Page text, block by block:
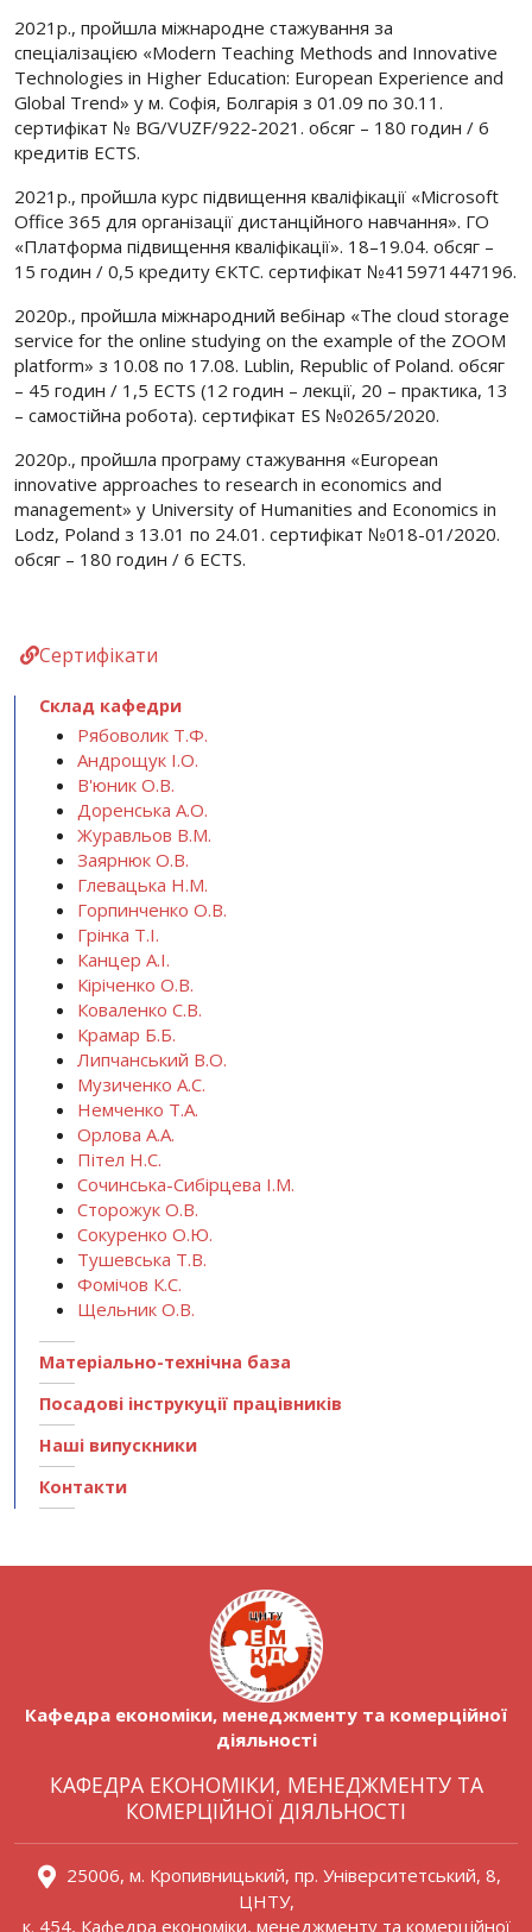
2021р., пройшла міжнародне стажування за
спеціалізацією «Modern Teaching Methods and Innovative
Technologies in Higher Education: European Experience and
Global Trend» у м. Софія, Болгарія з 01.09 по 30.11.
сертифікат № BG/VUZF/922-2021. обсяг – 180 годин / 6
кредитів ECTS.
2021р., пройшла курс підвищення кваліфікації «Microsoft
Office 365 для організації дистанційного навчання». ГО
«Платформа підвищення кваліфікації». 18–19.04. обсяг –
15 годин / 0,5 кредиту ЄКТС. сертифікат №415971447196.
2020р., пройшла міжнародний вебінар «The cloud storage
service for the online studying on the example of the ZOOM
platform» з 10.08 по 17.08. Lublin, Republic of Poland. обсяг
– 45 годин / 1,5 ECTS (12 годин – лекції, 20 – практика, 13
– самостійна робота). сертифікат ES №0265/2020.
2020р., пройшла програму стажування «European
innovative approaches to research in economics and
management» у University of Humanities and Economics in
Lodz, Poland з 13.01 по 24.01. сертифікат №018-01/2020.
обсяг – 180 годин / 6 ECTS.
Сертифікати
Склад кафедри
Рябоволик Т.Ф.
Андрощук І.О.
В'юник О.В.
Доренська А.О.
Журавльов В.М.
Заярнюк О.В.
Глевацька Н.М.
Горпинченко О.В.
Грінка Т.І.
Канцер А.І.
Кіріченко О.В.
Коваленко С.В.
Крамар Б.Б.
Липчанський В.О.
Музиченко А.С.
Немченко Т.А.
Орлова А.А.
Пітел Н.С.
Сочинська-Сибірцева І.М.
Сторожук О.В.
Сокуренко О.Ю.
Тушевська Т.В.
Фомічов К.С.
Щельник О.В.
Матеріально-технічна база
Посадові інструкуції працівників
Наші випускники
Контакти
Кафедра економіки, менеджменту та комерційної
діяльності
КАФЕДРА ЕКОНОМІКИ, МЕНЕДЖМЕНТУ ТА
КОМЕРЦІЙНОЇ ДІЯЛЬНОСТІ
25006, м. Кропивницький, пр. Університетський, 8,
ЦНТУ,
к. 454, Кафедра економіки, менеджменту та комерційної